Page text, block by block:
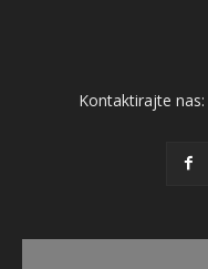
Kontaktirajte nas: